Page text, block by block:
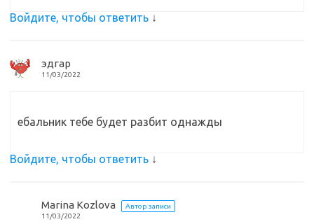
Войдите, чтобы ответить ↓
эдгар
11/03/2022
ебальник тебе будет разбит однажды
Войдите, чтобы ответить ↓
Marina Kozlova
Автор записи
11/03/2022